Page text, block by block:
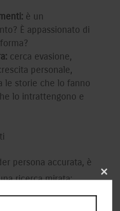
è un
È appassionato di
cerca evasione,
personale,
le storie che lo fanno
lo intrattengono e
persona accurata, è
ricerca mirata:
Close